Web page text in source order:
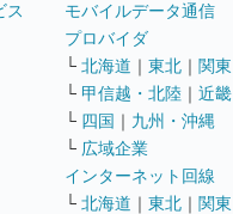
ス
モバイルデータ通信
プロバイダ
└ 北海道 ｜ 東北 ｜ 関東
└ 甲信越・北陸 ｜ 近畿
└ 四国 ｜ 九州・沖縄
└ 広域企業
インターネット回線
└ 北海道 ｜ 東北 ｜ 関東